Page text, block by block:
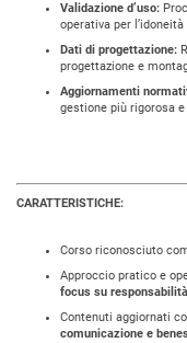
Validazione d’uso:
operativa per l’idoneità
Dati di progettazione:
progettazione e
Aggiornamenti
gestione più rigorosa
CARATTERISTICHE:
Corso riconosciuto
Approccio pratico e
focus su
Contenuti aggiornati
comunicazione e